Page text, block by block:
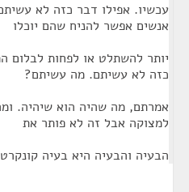
עכשיו. אפילו דבר כזה לא
אנשים אפשר להניח שהם יוכלו
יותר להשתלט או לפחות לבלום
כזה לא עשיתם. מה עשיתם?
אמרתם, מה שהיה הוא שיהיה.
למצוקה אבל זה לא פותר את
הבעיה והבעיה היא בעיה